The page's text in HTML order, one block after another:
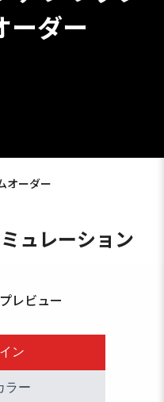
ーダー
オーダー
ュレーション
ン
ラー